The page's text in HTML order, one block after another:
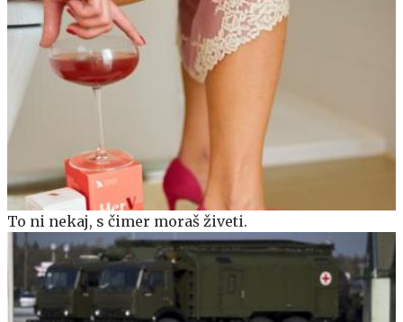
To ni nekaj, s čimer moraš živeti.